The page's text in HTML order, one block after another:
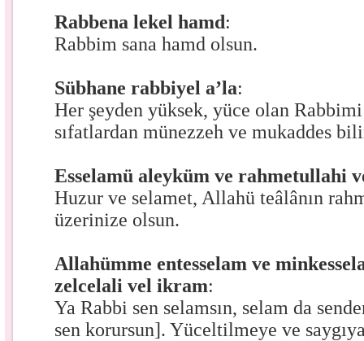
Rabbena lekel hamd:
Rabbim sana hamd olsun.
Sübhane rabbiyel a’la:
Her şeyden yüksek, yüce olan
sıfatlardan münezzeh ve mukaddes
Esselamü aleyküm ve rahmetullahi
Huzur ve selamet, Allahü teâlânın
üzerinize olsun.
Allahümme entesselam ve
zelcelali vel ikram:
Ya Rabbi sen selamsın, selam da
sen korursun]. Yüceltilmeye ve